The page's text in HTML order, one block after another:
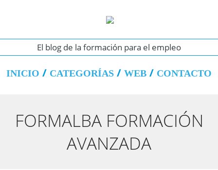
El blog de la formación para el empleo
INICIO CATEGORÍAS WEB CONTACTO
FORMALBA FORMACIÓN
AVANZADA